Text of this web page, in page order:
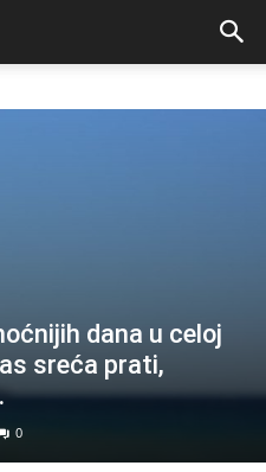
dana u celoj
sreća prati,
0